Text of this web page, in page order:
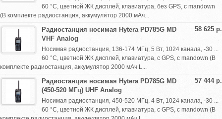
60 °С, цветной ЖК дисплей, клавиатура, без GPS, с mandown
(В комплекте радиостанция, аккумулятор 2000 мАч...
58 625 р.
Радиостанция носимая Hytera PD785G MD
VHF Analog
Носимая радиостанция, 136-174 МГц, 5 Вт, 1024 канала, -30 ...
60 °С, цветной ЖК дисплей, клавиатура, с GPS, с mandown (В
комплекте радиостанция, аккумулятор 2000 мАч L...
57 444 р.
Радиостанция носимая Hytera PD785G MD
(450-520 МГц) UHF Analog
Носимая радиостанция, 450-520 МГц, 4 Вт, 1024 канала, -30 ...
60 °С, цветной ЖК дисплей, клавиатура, с GPS, с mandown (В